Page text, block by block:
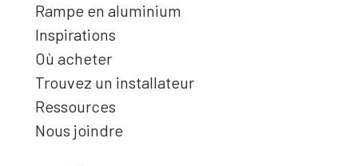
Rampe en aluminium
Inspirations
Où acheter
Trouvez un installateur
Ressources
Nous joindre